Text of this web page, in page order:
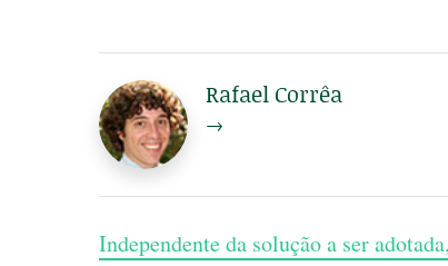
Rafael Corrêa
→
Independente da solução a ser